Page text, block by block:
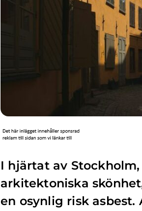
I hjärtat av
arkitektoniska
en osynlig risk